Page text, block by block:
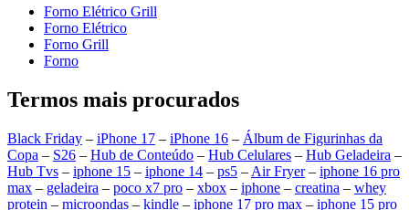
Forno Elétrico Grill
Forno Elétrico
Forno Grill
Forno
Termos mais procurados
Black Friday – iPhone 17 – iPhone 16 – Álbum de Figurinhas da
Copa – S26 – Hub de Conteúdo – Hub Celulares – Hub Geladeira –
Hub Tvs – iphone 15 – iphone 14 – ps5 – Air Fryer– iphone 16 pro
max – geladeira – poco x7 pro – xbox – iphone – creatina – whey
protein – microondas – kindle – iphone 17 pro max – iphone 15 pro